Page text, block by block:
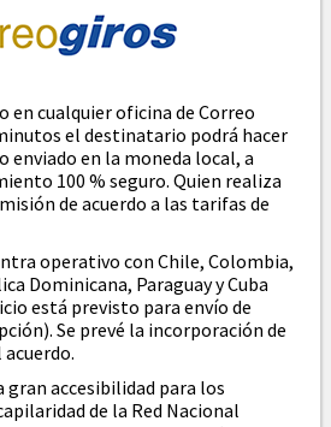
en cualquier oficina de Correo
el destinatario podrá hacer
enviado en la moneda local, a
100 % seguro. Quien realiza
de acuerdo a las tarifas de
operativo con Chile, Colombia,
Dominicana, Paraguay y Cuba
está previsto para envío de
Se prevé la incorporación de
gran accesibilidad para los
de la Red Nacional